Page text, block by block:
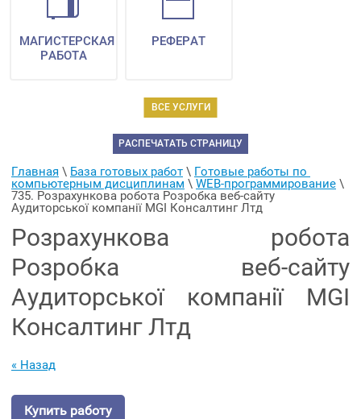
ВСЕ УСЛУГИ
МАГИСТЕРСКАЯ
РАБОТА
РЕФЕРАТ
РАСПЕЧАТАТЬ СТРАНИЦУ
Главная \ База готовых работ \ Готовые работы по
компьютерным дисциплинам \ WEB-программирование
735. Розрахункова робота Розробка веб-сайту
Аудиторської компанії MGI Консалтинг Лтд
Розрахункова робота
Розробка веб-сайту
Аудиторської компанії MGI
Консалтинг Лтд
« Назад
Купить работу